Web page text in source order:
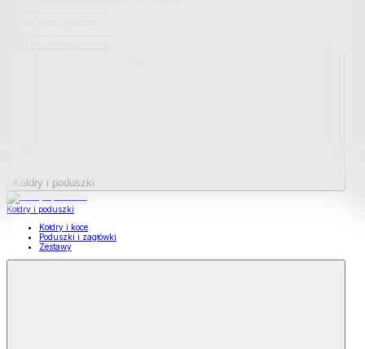
Kołdry i poduszki
Kołdry i poduszki
Kołdry i koce
Poduszki i zagłówki
Zestawy